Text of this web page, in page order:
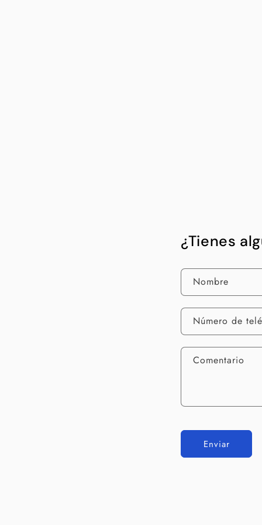
¿Tienes
Nombre
Número de
Comentario
Enviar